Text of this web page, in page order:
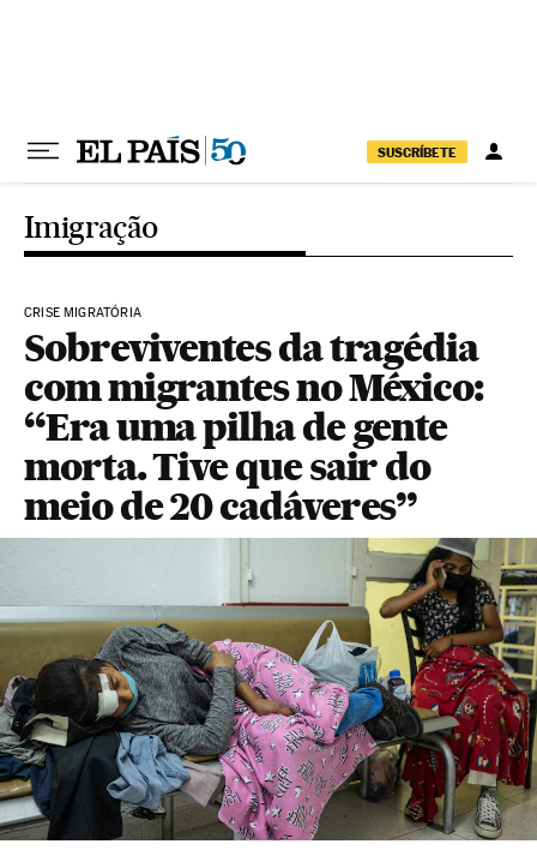
SUSCRÍBETE
Imigração
CRISE MIGRATÓRIA
Sobreviventes da tragédia
com migrantes no México:
“Era uma pilha de gente
morta. Tive que sair do
meio de 20 cadáveres”